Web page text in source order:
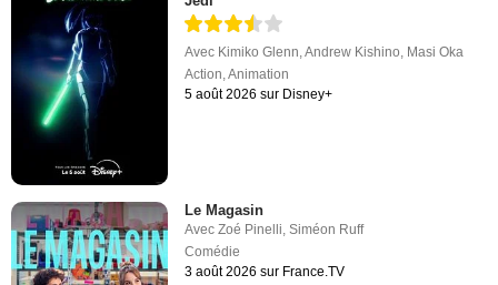
Avec Kimiko Glenn,Andrew Kishino, Masi Oka
Action,Animation
5 août 2026 sur Disney+
Le Magasin
AvecZoé Pinelli ,Siméon Ruff
Comédie
3 août 2026 sur France.TV